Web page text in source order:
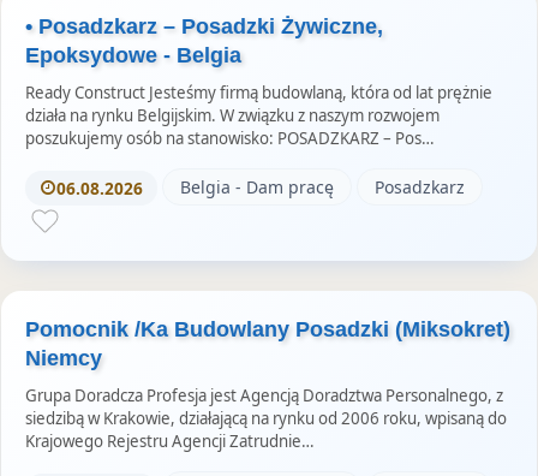
u
e
S
o
r
i
e
• Posadzkarz – Posadzki Żywiczne,
Epoksydowe - Belgia
Ready Construct Jesteśmy firmą budowlaną, która od lat prężnie
działa na rynku Belgijskim. W związku z naszym rozwojem
poszukujemy osób na stanowisko: POSADZKARZ – Pos…
06.08.2026 Belgia - Dam pracę Posadzkarz
Pomocnik /Ka Budowlany Posadzki (Miksokret)
Niemcy
Grupa Doradcza Profesja jest Agencją Doradztwa Personalnego, z
siedzibą w Krakowie, działającą na rynku od 2006 roku, wpisaną do
Krajowego Rejestru Agencji Zatrudnie…